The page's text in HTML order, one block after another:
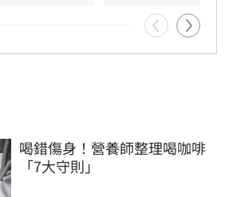
喝錯傷身！營養師整理喝咖啡
「7大守則」